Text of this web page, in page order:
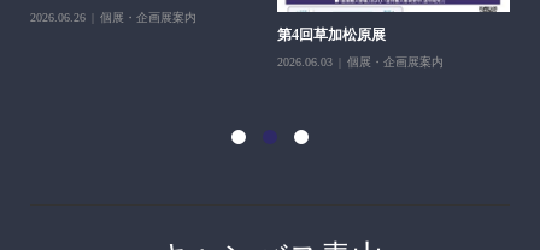
2026.06.26 個展・企画展案内
第4回草加松原展
2026.06.03 個展・企画展案内